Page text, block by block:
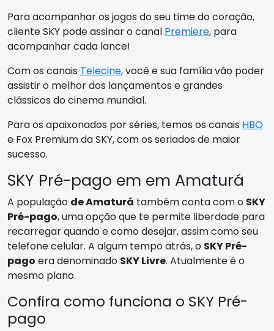
Para acompanhar os jogos do seu time do coração,
cliente SKY pode assinar o canal Premiere, para
acompanhar cada lance!
Com os canais Telecine, você e sua família vão poder
assistir o melhor dos lançamentos e grandes
clássicos do cinema mundial.
Para os apaixonados por séries, temos os canais HBO
e Fox Premium da SKY, com os seriados de maior
sucesso.
SKY Pré-pago em em Amaturá
A população de Amaturá também conta com o SKY
Pré-pago, uma opção que te permite liberdade para
recarregar quando e como desejar, assim como seu
telefone celular. A algum tempo atrás, o SKY Pré-
pago era denominado SKY Livre. Atualmente é o
mesmo plano.
Confira como funciona o SKY Pré-
pago